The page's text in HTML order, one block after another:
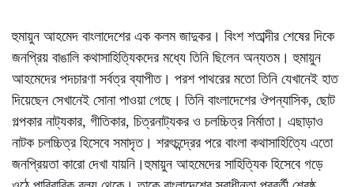
হুমায়ুন আহমেদ বাংলাদেশের এক কলম জাদুকর। বিংশ শতাব্দীর শেষের দিকে
জনপ্রিয় বাঙালি কথাসাহিত্যিকদের মধ্যে তিনি ছিলেন অন্যতম। হুমায়ুন
আহমেদের পদচারণা সর্বত্র ব্যাপীত। পরশ পাথরের মতো তিনি যেখানেই হাত
দিয়েছেন সেখানেই সোনা পাওয়া গেছে। তিনি বাংলাদেশের ঔপন্যাসিক, ছোট
গল্পকার নাট্যকার, গীতিকার, চিত্রনাট্যকর ও চলচ্চিত্র নির্মাতা। এছাড়াও
নাটক চলচ্চিত্র হিসেবে সমাদৃত। শরৎচন্দ্রের পরে বাংলা কথাসাহিত্যিে এতো
জনপ্রিয়তা কারো দেখা যায়নি।হুমায়ুন আহমেদের সাহিত্যিক হিসেবে গড়ে